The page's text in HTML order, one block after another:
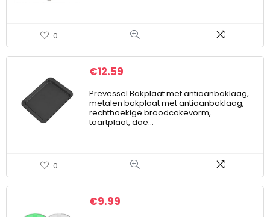
0
€12.59
Prevessel Bakplaat met antiaanbaklaag,
metalen bakplaat met antiaanbaklaag,
rechthoekige broodcakevorm,
taartplaat, doe…
0
€9.99